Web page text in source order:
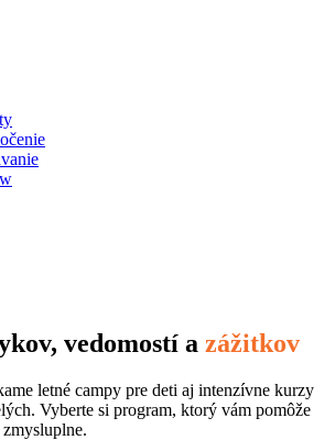
vedomostí a zážitkov
letné campy pre deti aj intenzívne kurzy
Vyberte si program, ktorý vám pomôže